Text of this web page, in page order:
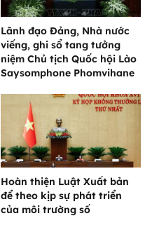
Lãnh đạo Đảng, Nhà nước
viếng, ghi sổ tang tưởng
niệm Chủ tịch Quốc hội Lào
Saysomphone Phomvihane
Hoàn thiện Luật Xuất bản
để theo kịp sự phát triển
của môi trường số